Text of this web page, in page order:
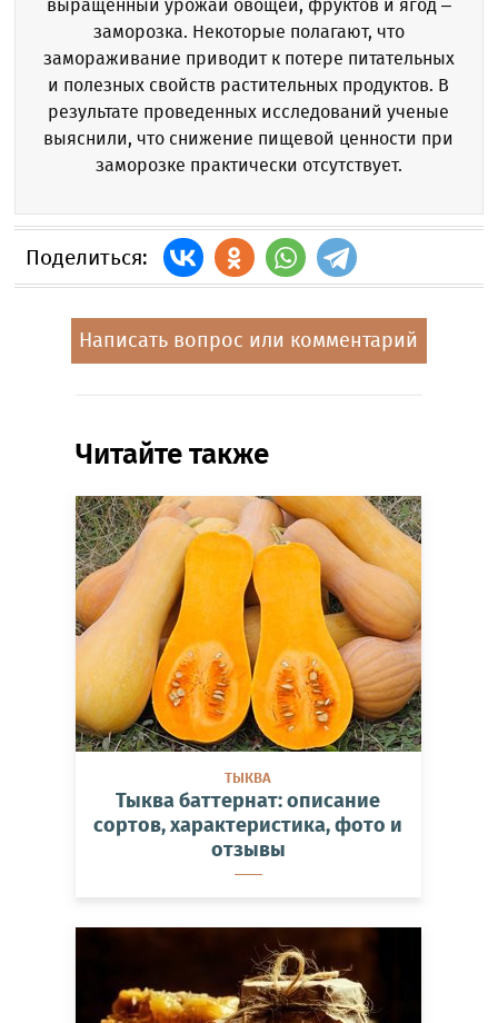
выращенный урожай овощей, фруктов и ягод –
заморозка. Некоторые полагают, что
замораживание приводит к потере питательных
и полезных свойств растительных продуктов. В
результате проведенных исследований ученые
выяснили, что снижение пищевой ценности при
заморозке практически отсутствует.
Поделиться:
Написать вопрос или комментарий
Читайте также
ТЫКВА
Тыква баттернат: описание
сортов, характеристика, фото и
отзывы